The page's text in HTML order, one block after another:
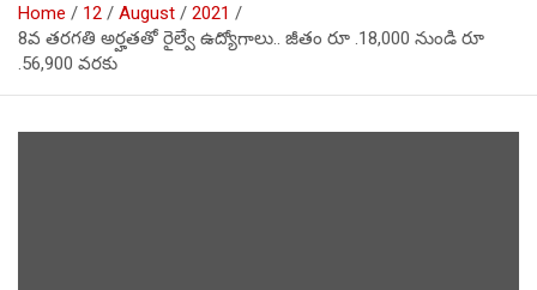
Home 12 August
2021
8వ తరగతి అర్హతతో రైల్వే ఉద్యోగాలు.. జీతం రూ .18,000 నుండి రూ
.56,900 వరకు